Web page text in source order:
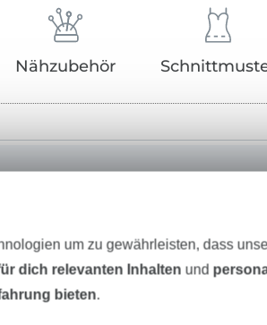
Nähzubehör
um zu gewährleisten, dass
dich relevanten Inhalten und
bieten.